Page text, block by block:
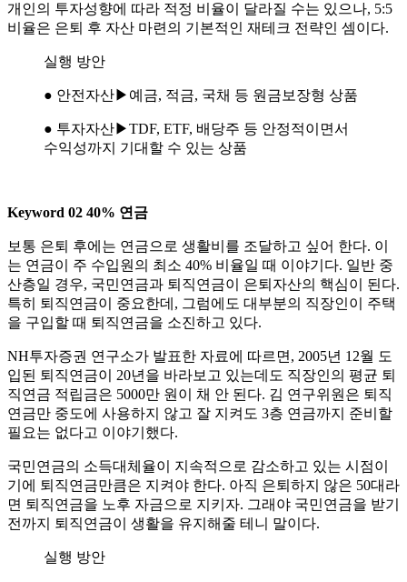
개인의 투자성향에 따라 적정 비율이 달라질 수는 있으나, 5:5
비율은 은퇴 후 자산 마련의 기본적인 재테크 전략인 셈이다.
실행 방안
● 안전자산▶예금, 적금, 국채 등 원금보장형 상품
● 투자자산▶TDF, ETF, 배당주 등 안정적이면서
수익성까지 기대할 수 있는 상품
Keyword 02 40% 연금
보통 은퇴 후에는 연금으로 생활비를 조달하고 싶어 한다. 이
는 연금이 주 수입원의 최소 40% 비율일 때 이야기다. 일반 중
산층일 경우, 국민연금과 퇴직연금이 은퇴자산의 핵심이 된다.
특히 퇴직연금이 중요한데, 그럼에도 대부분의 직장인이 주택
을 구입할 때 퇴직연금을 소진하고 있다.
NH투자증권 연구소가 발표한 자료에 따르면, 2005년 12월 도
입된 퇴직연금이 20년을 바라보고 있는데도 직장인의 평균 퇴
직연금 적립금은 5000만 원이 채 안 된다. 김 연구위원은 퇴직
연금만 중도에 사용하지 않고 잘 지켜도 3층 연금까지 준비할
필요는 없다고 이야기했다.
국민연금의 소득대체율이 지속적으로 감소하고 있는 시점이
기에 퇴직연금만큼은 지켜야 한다. 아직 은퇴하지 않은 50대라
면 퇴직연금을 노후 자금으로 지키자. 그래야 국민연금을 받기
전까지 퇴직연금이 생활을 유지해줄 테니 말이다.
실행 방안